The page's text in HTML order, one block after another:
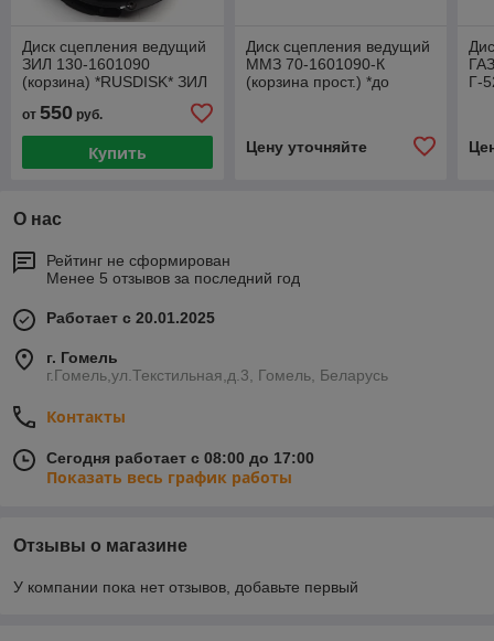
Диск сцепления ведущий
ЗИЛ 130-1601090
(корзина) *RUSDISK* ЗИЛ
от 550 руб.
Купить
Диск сцепления ведущий
ММЗ 70-1601090-К
(корзина прост.) *до
Цену уточняйте
Г-
О нас
Рейтинг не сформирован
Менее 5 отзывов за последний год
Работает с 20.01.2025
г. Гомель
г.Гомель,ул.Текстильная,д.3, Гомель, Беларусь
Контакты
Сегодня работает с 08:00 до 17:00
Показать весь график работы
Отзывы о магазине
У компании пока нет отзывов, добавьте первый